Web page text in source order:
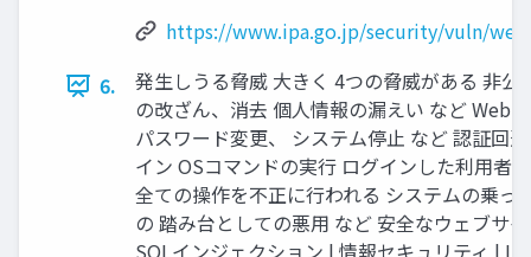
https://www.ipa.go.jp/security/vuln/
6.
発生しうる脅威 大きく 4つの脅威がある 非公
の改ざん、消去 個人情報の漏えい など Web
パスワード変更、 システム停止 など 認証回
イン OSコマンドの実行 ログインした利用者
全ての操作を不正に行われる システムの乗っ
の 踏み台としての悪用 など 安全なウェブサ